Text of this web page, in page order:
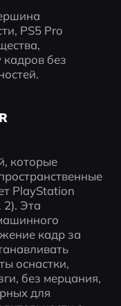
PS5 Pro
без
которые
PlayStation
2). Эта
кадр за
оснастки,
без мерцания,
для